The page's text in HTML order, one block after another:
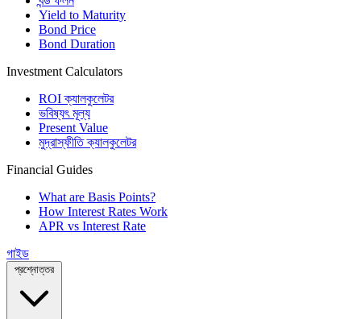
Yield to Maturity
Bond Price
Bond Duration
Investment Calculators
ROI ক্যালকুলেটর
ভবিষ্যৎ মূল্য
Present Value
মুদ্রাস্ফীতি ক্যালকুলেটর
Financial Guides
What are Basis Points?
How Interest Rates Work
APR vs Interest Rate
গাইড